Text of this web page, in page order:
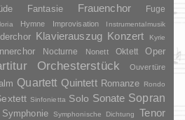
Fantasie Frauenchor Fuge
Hymne Improvisation Instrumentalmusik
Klavierauszug Konzert Kyrie
Nocturne Nonett Oktett Oper
Orchesterstück Ouvertüre
Quartett Quintett Romanze Rondo
Sinfonietta Solo Sonate Sopran
Symphonie Symphonische Dichtung Tenor